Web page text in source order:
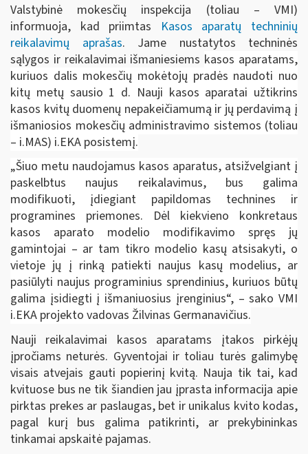
Valstybinė mokesčių inspekcija (toliau – VMI)
informuoja, kad priimtas Kasos aparatų techninių
reikalavimų aprašas. Jame nustatytos techninės
sąlygos ir reikalavimai išmaniesiems kasos aparatams,
kuriuos dalis mokesčių mokėtojų pradės naudoti nuo
kitų metų sausio 1 d. Nauji kasos aparatai užtikrins
kasos kvitų duomenų nepakeičiamumą ir jų perdavimą į
išmaniosios mokesčių administravimo sistemos (toliau
– i.MAS) i.EKA posistemį.
„Šiuo metu naudojamus kasos aparatus, atsižvelgiant į
paskelbtus naujus reikalavimus, bus galima
modifikuoti, įdiegiant papildomas technines ir
programines priemones. Dėl kiekvieno konkretaus
kasos aparato modelio modifikavimo spręs jų
gamintojai – ar tam tikro modelio kasų atsisakyti, o
vietoje jų į rinką patiekti naujus kasų modelius, ar
pasiūlyti naujus programinius sprendinius, kuriuos būtų
galima įsidiegti į išmaniuosius įrenginius“, – sako VMI
i.EKA projekto vadovas Žilvinas Germanavičius.
Nauji reikalavimai kasos aparatams įtakos pirkėjų
įpročiams neturės. Gyventojai ir toliau turės galimybę
visais atvejais gauti popierinį kvitą. Nauja tik tai, kad
kvituose bus ne tik šiandien jau įprasta informacija apie
pirktas prekes ar paslaugas, bet ir unikalus kvito kodas,
pagal kurį bus galima patikrinti, ar prekybininkas
tinkamai apskaitė pajamas.